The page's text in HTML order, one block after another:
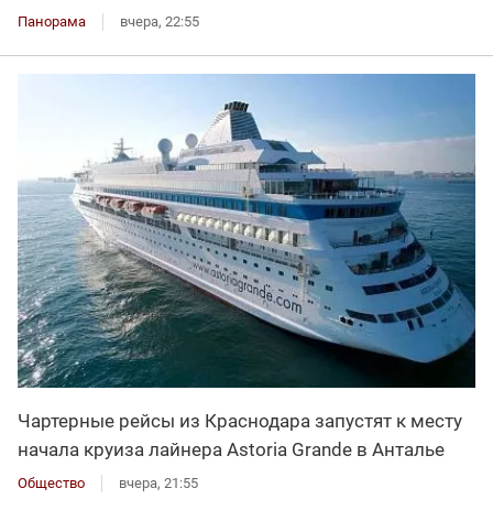
Панорама вчера, 22:55
Чартерные рейсы из Краснодара запустят к месту
начала круиза лайнера Astoria Grande в Анталье
Общество вчера, 21:55